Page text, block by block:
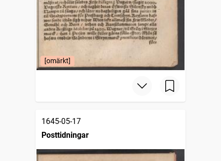
[omärkt]
1645-05-17
Posttidningar